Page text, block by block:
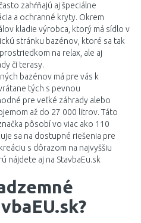
zahŕňajú aj špeciálne
a ochranné kryty. Okrem
kladie výrobca, ktorý má sídlo v
stránku bazénov, ktoré sa tak
na relax, ale aj
či terasy.
bazénov má pre vás k
tých s pevnou
pre veľké záhrady alebo
až do 27 000 litrov. Táto
pôsobí vo viac ako 110
sa na dostupné riešenia pre
s dôrazom na najvyššiu
nájdete aj na StavbaEu.sk